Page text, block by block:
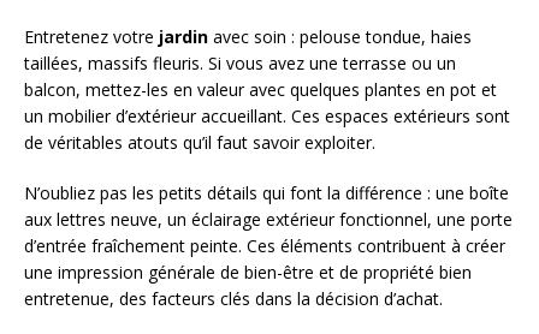
Entretenez votre jardin avec soin : pelouse tondue, haies
taillées, massifs fleuris. Si vous avez une terrasse ou un
balcon, mettez-les en valeur avec quelques plantes en pot et
un mobilier d’extérieur accueillant. Ces espaces extérieurs sont
de véritables atouts qu’il faut savoir exploiter.
N’oubliez pas les petits détails qui font la différence : une boîte
aux lettres neuve, un éclairage extérieur fonctionnel, une porte
d’entrée fraîchement peinte. Ces éléments contribuent à créer
une impression générale de bien-être et de propriété bien
entretenue, des facteurs clés dans la décision d’achat.